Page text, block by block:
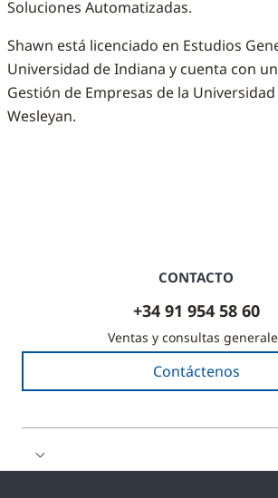
Soluciones Automatizadas.
Shawn está licenciado en Estudios
Universidad de Indiana y cuenta con
Gestión de Empresas de la
Wesleyan.
CONTACTO
+34 91 954 58 60
Ventas y consultas
Contáctenos